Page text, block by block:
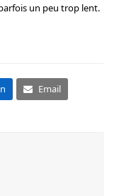
un peu trop lent.
Email